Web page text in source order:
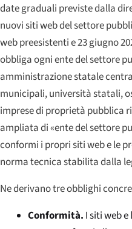
date graduali previste dalla
nuovi siti web del settore
web preesistenti e 23 giugno
obbliga ogni ente del settore
amministrazione statale
municipali, università statali,
imprese di proprietà pubblica
ampliata di «ente del settore
conformi i propri siti web e le
norma tecnica stabilita dalla
Ne derivano tre obblighi
Conformità. I siti web